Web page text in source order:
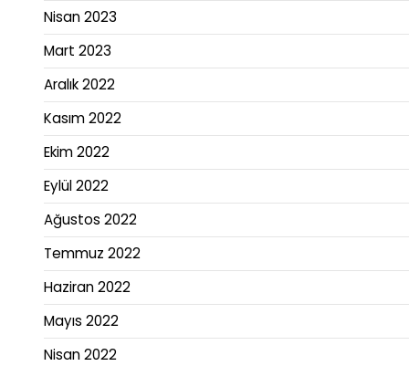
Nisan 2023
Mart 2023
Aralık 2022
Kasım 2022
Ekim 2022
Eylül 2022
Ağustos 2022
Temmuz 2022
Haziran 2022
Mayıs 2022
Nisan 2022